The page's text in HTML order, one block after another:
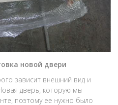
новой двери
зависит внешний вид и
дверь, которую мы
поэтому ее нужно было